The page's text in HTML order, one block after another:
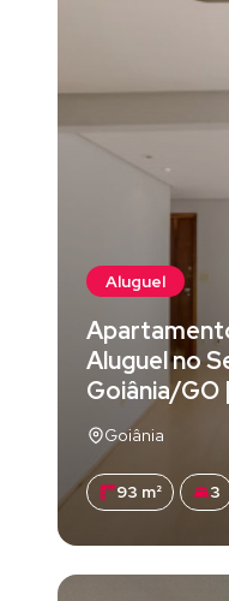
Aluguel
Aluguel no
Goiânia/GO
Goiânia
93 m² 3